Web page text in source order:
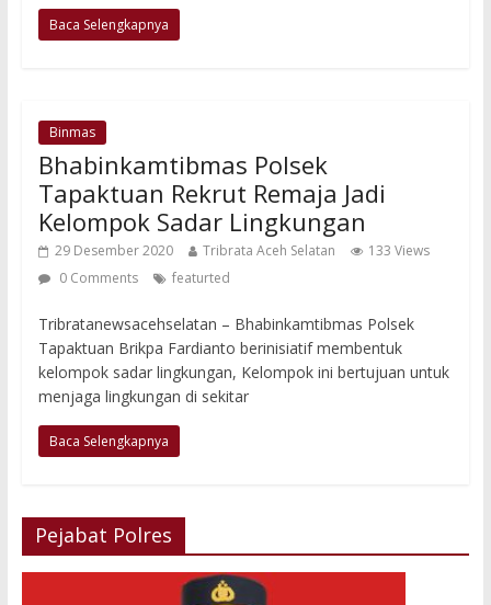
Baca Selengkapnya
Binmas
Bhabinkamtibmas Polsek
Tapaktuan Rekrut Remaja Jadi
Kelompok Sadar Lingkungan
29 Desember 2020 Tribrata Aceh Selatan
133 Views
0 Comments
featurted
Tribratanewsacehselatan – Bhabinkamtibmas Polsek
Tapaktuan Brikpa Fardianto berinisiatif membentuk
kelompok sadar lingkungan, Kelompok ini bertujuan untuk
menjaga lingkungan di sekitar
Baca Selengkapnya
Pejabat Polres